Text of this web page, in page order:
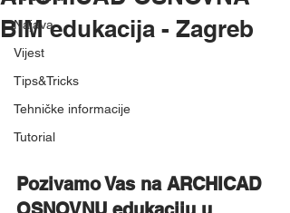
Najava
Vijest
Tips&Tricks
Tehničke informacije
Tutorial
BIM edukacija - Zagreb
Pozivamo Vas na ARCHICAD